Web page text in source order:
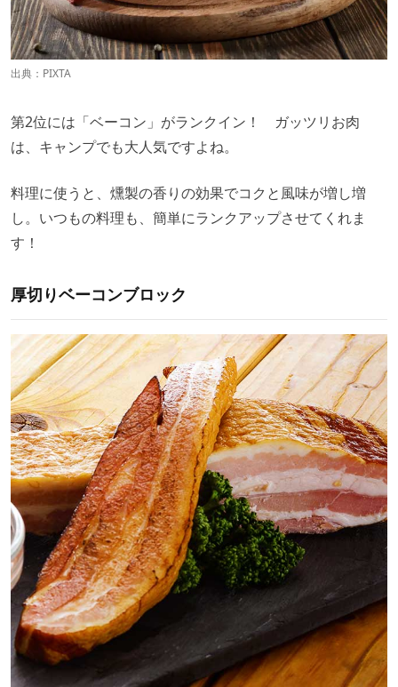
出典：PIXTA
第2位には「ベーコン」がランクイン！ ガッツリお肉
は、キャンプでも大人気ですよね。
料理に使うと、燻製の香りの効果でコクと風味が増し増
し。いつもの料理も、簡単にランクアップさせてくれま
す！
厚切りベーコンブロック